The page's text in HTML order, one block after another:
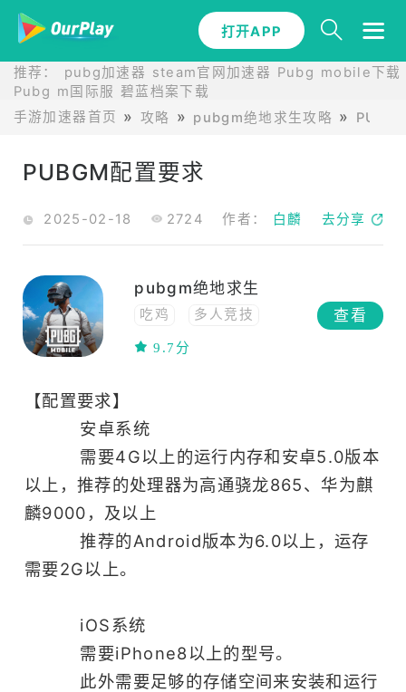
打开APP
推荐： pubg加速器 steam官网加速器 Pubg mobile下载
Pubg m国际服 碧蓝档案下载
手游加速器首页
攻略 pubgm绝地求生攻略
PUBGM配置要求
2025-02-18 2724 作者： 白麟 去分享
pubgm绝地求生
吃鸡
多人竞技
联网
开放世界
FPS
竞技
移植
枪战
steam移植
TPS
9.7分
查看
【配置要求】
安卓系统
需要4G以上的运行内存和安卓5.0版本
以上，推荐的处理器为高通骁龙865、华为麒
麟9000，及以上
推荐的Android版本为6.0以上，运存
需要2G以上。
iOS系统
需要iPhone8以上的型号。
此外需要足够的存储空间来安装和运行